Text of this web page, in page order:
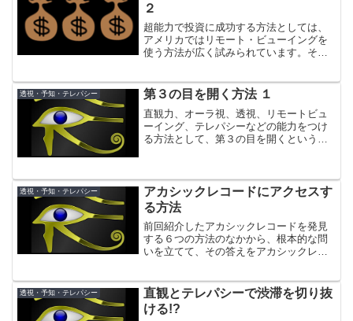
２
超能力で投資に成功する方法としては、
アメリカではリモート・ビューイングを
使う方法が広く試みられています。それ
れるものです。ARVは、米国人ラッセ
ル・ターク、ステファ...
透視・予知・テレパシー 第３の目を開く方法 １
直観力、オーラ視、透視、リモートビュ
ーイング、テレパシーなどの能力をつけ
る方法として、第３の目を開くという考
chakra と...
透視・予知・テレパシー
アカシックレコードにアクセスす
る方法
前回紹介したアカシックレコードを発見
する６つの方法のなかから、根本的な問
いを立てて、その答えをアカシックレコ
透視・予知・テレパシー
直観とテレパシーで渋滞を切り抜
ける!?